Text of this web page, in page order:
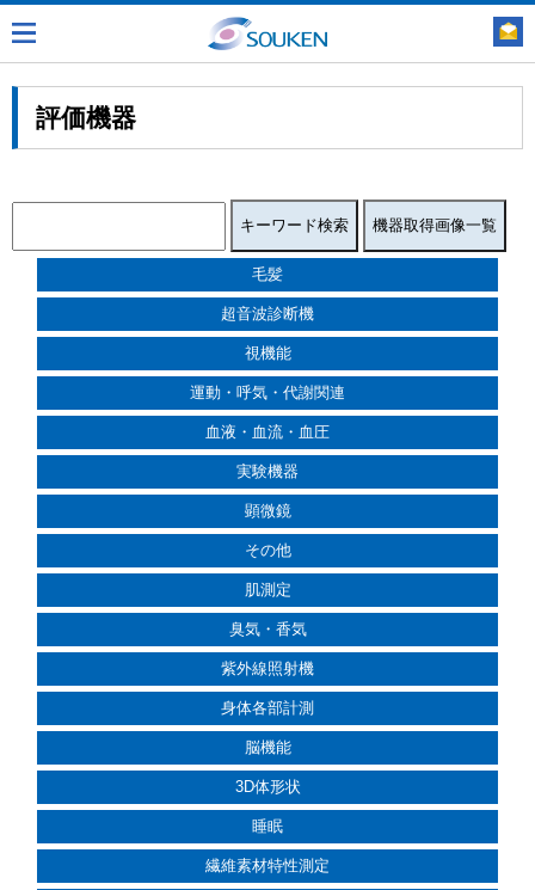
評価機器
毛髪
超音波診断機
視機能
運動・呼気・代謝関連
血液・血流・血圧
実験機器
顕微鏡
その他
肌測定
臭気・香気
紫外線照射機
身体各部計測
脳機能
3D体形状
睡眠
繊維素材特性測定